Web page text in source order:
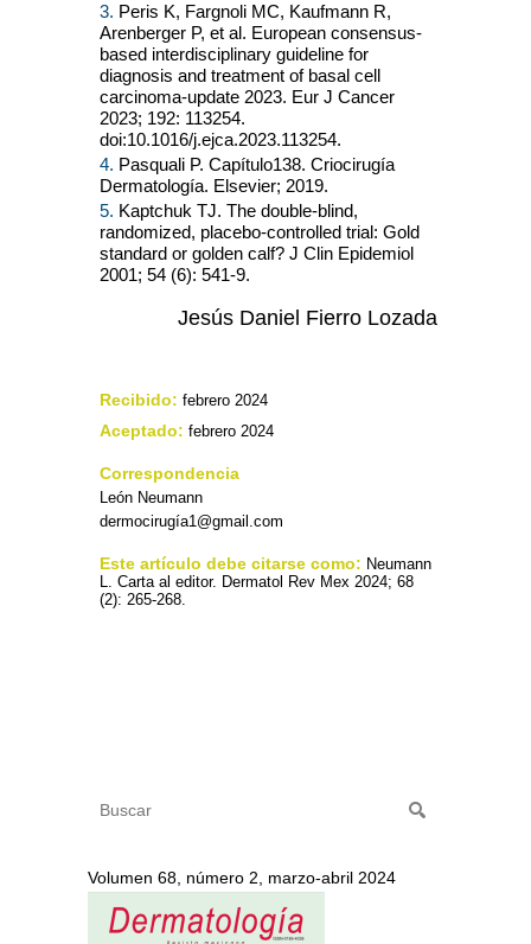
3. Peris K, Fargnoli MC, Kaufmann R,
Arenberger P, et al. European consensus-
based interdisciplinary guideline for
diagnosis and treatment of basal cell
carcinoma-update 2023. Eur J Cancer
2023; 192: 113254.
doi:10.1016/j.ejca.2023.113254.
4. Pasquali P. Capítulo138. Criocirugía
Dermatología. Elsevier; 2019.
5. Kaptchuk TJ. The double-blind,
randomized, placebo-controlled trial: Gold
standard or golden calf? J Clin Epidemiol
2001; 54 (6): 541-9.
Jesús Daniel Fierro Lozada
Recibido: febrero 2024
Aceptado: febrero 2024
Correspondencia
León Neumann
dermocirugía1@gmail.com
Este artículo debe citarse como: Neumann
L. Carta al editor. Dermatol Rev Mex 2024; 68
(2): 265-268.
Volumen 68, número 2, marzo-abril 2024